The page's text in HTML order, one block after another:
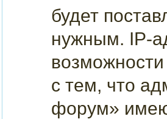
будет
нужным. IP-
с тем, что
форум»